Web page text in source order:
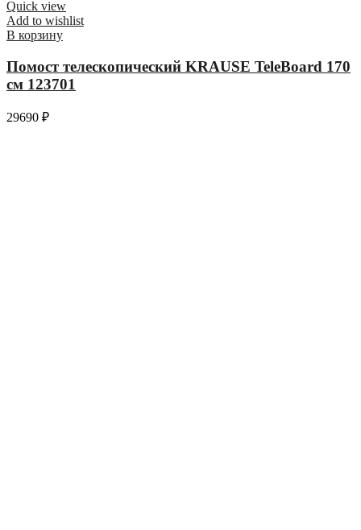
Quick view
Add to wishlist
В корзину
Помост телескопический KRAUSE TeleBoard 170
см 123701
29690 ₽